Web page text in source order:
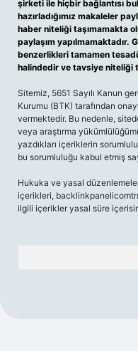
şirketi ile hiçbir bağlantısı
hazırladığımız makaleler
haber niteliği taşımamakta
paylaşım yapılmamaktadır.
benzerlikleri tamamen
halindedir ve tavsiye niteliği
Sitemiz, 5651 Sayılı Kanun
Kurumu (BTK) tarafından
vermektedir. Bu nedenle,
veya araştırma
yazdıkları içeriklerin
bu sorumluluğu kabul etmiş
Hukuka ve yasal
içerikleri,
ilgili içerikler yasal süre